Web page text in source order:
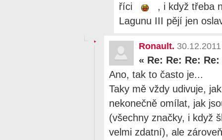
říci
, i když třeba
Lagunu III pějí jen
Ronault.
« Re: Re: Re:
Ano, tak to často je...
Taky mě vždy udivuje,
nekonečně omílat, jak
(všechny značky, i když
velmi zdatní), ale